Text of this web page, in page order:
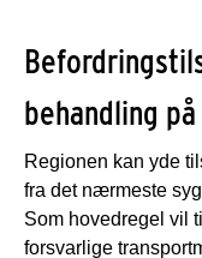
behandling
Regionen kan yde
fra det nærmeste
Som hovedregel vil
forsvarlige